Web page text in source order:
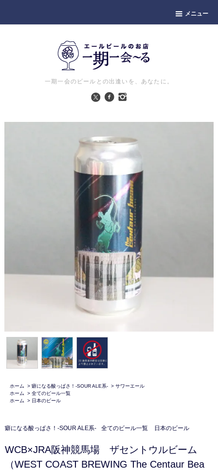
メニュー
一期一会のビールとの出逢いを、あなたに。
ホーム > 癖になる酸っぱさ！-SOUR ALE系- > サワーエール
ホーム
> 全てのビール一覧
ホーム
> 日本のビール
癖になる酸っぱさ！-SOUR ALE系- 全てのビール一覧 日本のビール
WCB×JRA阪神競馬場 ザセントウルビーム
（WEST COAST BREWING The Centaur Bea